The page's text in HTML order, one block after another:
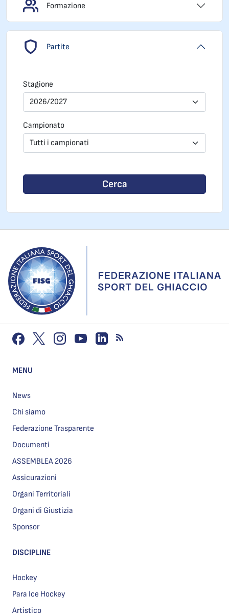
Formazione
Partite
Stagione
2026/2027
Campionato
Tutti i campionati
Cerca
MENU
News
Chi siamo
Federazione Trasparente
Documenti
ASSEMBLEA 2026
Assicurazioni
Organi Territoriali
Organi di Giustizia
Sponsor
DISCIPLINE
Hockey
Para Ice Hockey
Artistico